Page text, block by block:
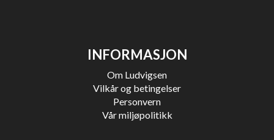
INFORMASJON
Om Ludvigsen
Vilkår og betingelser
Personvern
Vår miljøpolitikk